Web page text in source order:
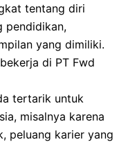
tentang diri
pendidikan,
yang dimiliki.
di PT Fwd
tertarik untuk
misalnya karena
peluang karier yang